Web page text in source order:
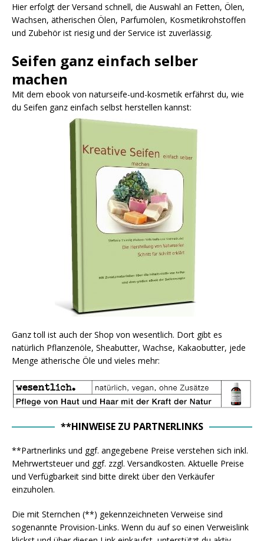
Hier erfolgt der Versand schnell, die Auswahl an Fetten, Ölen,
Wachsen, ätherischen Ölen, Parfumölen, Kosmetikrohstoffen
und Zubehör ist riesig und der Service ist zuverlässig.
Seifen ganz einfach selber
machen
Mit dem ebook von naturseife-und-kosmetik erfährst du, wie
du Seifen ganz einfach selbst herstellen kannst:
Ganz toll ist auch der Shop von wesentlich. Dort gibt es
natürlich Pflanzenöle, Sheabutter, Wachse, Kakaobutter, jede
Menge ätherische Öle und vieles mehr:
**HINWEISE ZU PARTNERLINKS
**Partnerlinks und ggf. angegebene Preise verstehen sich inkl.
Mehrwertsteuer und ggf. zzgl. Versandkosten. Aktuelle Preise
und Verfügbarkeit sind bitte direkt über den Verkäufer
einzuholen.
Die mit Sternchen (**) gekennzeichneten Verweise sind
sogenannte Provision-Links. Wenn du auf so einen Verweislink